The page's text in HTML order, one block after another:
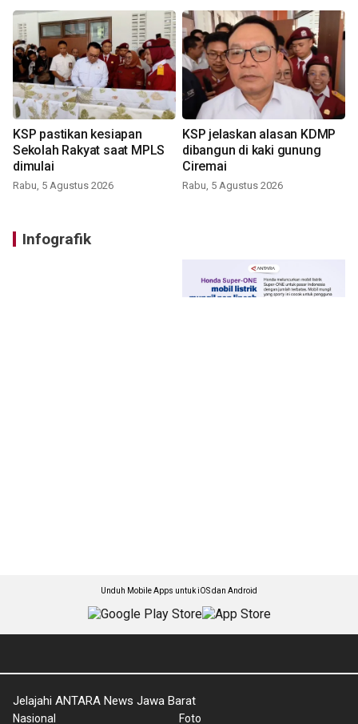
KSP pastikan kesiapan
Sekolah Rakyat saat MPLS
dimulai
Rabu, 5 Agustus 2026
KSP jelaskan alasan KDMP
dibangun di kaki gunung
Ciremai
Rabu, 5 Agustus 2026
Infografik
Unduh Mobile Apps untuk iOS dan Android
Jelajahi ANTARA News Jawa Barat
Nasional Foto